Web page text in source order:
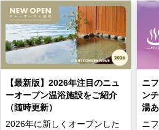
【最新版】2026年注目のニュ
ーオープン温浴施設をご紹介
（随時更新）
2026年に新しくオープンした
ニ
ン
湯
ニ